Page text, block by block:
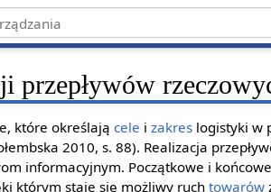
przepływów
które określającele izakres logistyki w
2010, s. 88). Realizacja
informacyjnym. Początkowe i
którym staje się możliwy ruchtowarów